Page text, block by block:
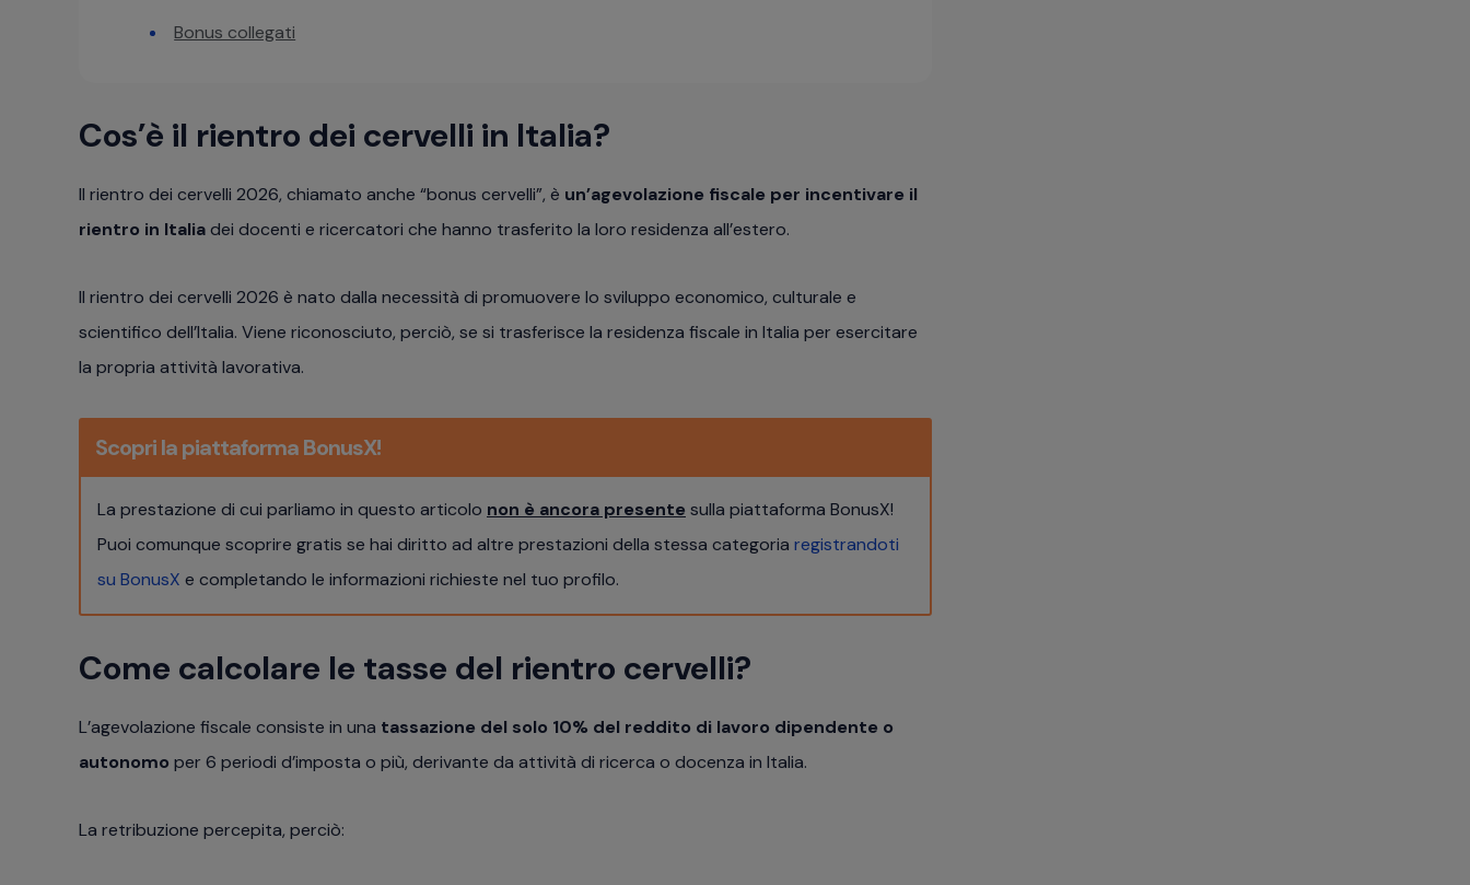
Bonus collegati
Cos’è il rientro dei cervelli in Italia?
Il rientro dei cervelli 2026, chiamato anche “bonus cervelli”, è un’agevolazione fiscale per incentivare il
rientro in Italiadei docenti e ricercatori che hanno trasferito la loro residenza all’estero.
Il rientro dei cervelli 2026 è nato dalla necessità di promuovere lo sviluppo economico, culturale e
scientifico dell’Italia. Viene riconosciuto, perciò, se si trasferisce la residenza fiscale in Italia per esercitare
la propria attività lavorativa.
Scopri la piattaforma BonusX!
La prestazione di cui parliamo in questo articolo non è ancora presente sulla piattaforma BonusX!
Puoi comunque scoprire gratis se hai diritto ad altre prestazioni della stessa categoria registrandoti
su BonusX e completando le informazioni richieste nel tuo profilo.
Come calcolare le tasse del rientro cervelli?
L’agevolazione fiscale consiste in una tassazione del solo 10% del reddito di lavoro dipendente o
autonomo per 6 periodi d’imposta o più, derivante da attività di ricerca o docenza in Italia.
La retribuzione percepita, perciò: